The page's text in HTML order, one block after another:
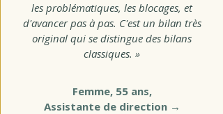
les problématiques, les blocages, et
d'avancer pas à pas. C'est un bilan très
original qui se distingue des bilans
classiques. »
Femme, 55 ans,
Assistante de direction →